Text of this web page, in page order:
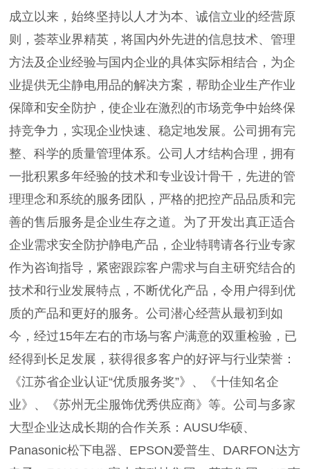
成立以来，始终坚持以人才为本、诚信立业的经营原
则，荟萃业界精英，将国内外先进的信息技术、管理
方法及企业经验与国内企业的具体实际相结合，为企
业提供无尘静电用品的解决方案，帮助企业生产作业
保障和安全防护，使企业在激烈的市场竞争中始终保
持竞争力，实现企业快速、稳定地发展。公司拥有完
整、科学的质量管理体系。公司人才结构合理，拥有
一批积累多年经验的技术和专业设计骨干，先进的管
理理念和系统的服务团队，严格的把控产品品质和完
善的售后服务是企业生存之道。为了开发出真正适合
企业需求安全防护静电产品，企业特聘请各行业专家
作为咨询指导，紧密跟踪客户需求与自主研究结合的
技术和行业发展特点，不断优化产品，令用户得到优
质的产品和更好的服务。公司潜心经营从最初到如
今，经过15年左右的市场与客户满意的双重检验，已
经得到长足发展，获得很多客户的好评与行业荣誉：
《江苏省企业认证“优质服务奖”》、《十佳知名企
业》、《苏州无尘服饰优秀供应商》等。公司与多家
大型企业达成长期的合作关系：AUSU华硕、
Panasonic松下电器、EPSON爱普生、DARFON达方